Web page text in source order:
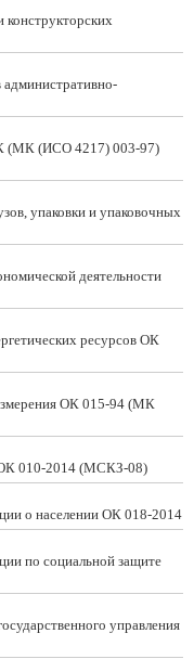
конструкторских
(МК (ИСО 4217) 003-97)
упаковки и упаковочных
деятельности
ресурсов ОК
ОК 015-94 (МК
ОК 010-2014 (МСКЗ-08)
о населении ОК 018-2014
по социальной защите
управления